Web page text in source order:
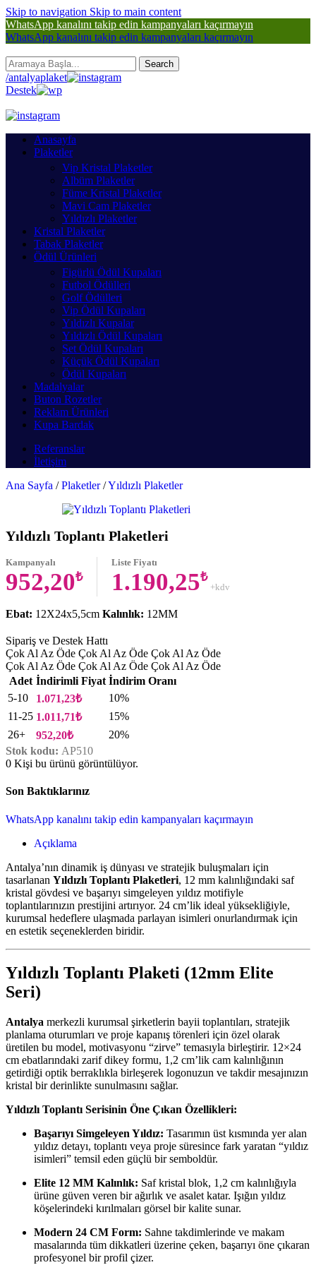
Skip to navigation Skip to main content
‎WhatsApp kanalını takip edin kampanyaları kaçırmayın
‎WhatsApp kanalını takip edin kampanyaları kaçırmayın
Search
/antalyaplaket
Destek
Anasayfa
Plaketler
Vip Kristal Plaketler
Albüm Plaketler
Füme Kristal Plaketler
Mavi Cam Plaketler
Yıldızlı Plaketler
Kristal Plaketler
Tabak Plaketler
Ödül Ürünleri
Figürlü Ödül Kupaları
Futbol Ödülleri
Golf Ödülleri
Vip Ödül Kupaları
Yıldızlı Kupalar
Yıldızlı Ödül Kupaları
Set Ödül Kupaları
Küçük Ödül Kupaları
Ödül Kupaları
Madalyalar
Buton Rozetler
Reklam Ürünleri
Kupa Bardak
Referanslar
İletişim
Ana Sayfa / Plaketler/Yıldızlı Plaketler
Yıldızlı Toplantı Plaketleri
Kampanyalı
952,20₺
Liste Fiyatı
1.190,25₺
+kdv
Ebat: 12X24x5,5cm Kalınlık: 12MM
Sipariş ve Destek Hattı
Çok Al Az Öde Çok Al Az Öde Çok Al Az Öde
Çok Al Az Öde Çok Al Az Öde Çok Al Az Öde
Adet İndirimli Fiyat İndirim Oranı
5-10
1.071,23₺
10%
11-25 1.011,71₺
15%
26+
952,20₺
20%
Stok kodu: AP510
0 Kişi bu ürünü görüntülüyor.
Son Baktıklarınız
‎WhatsApp kanalını takip edin kampanyaları kaçırmayın
Açıklama
Antalya’nın dinamik iş dünyası ve stratejik buluşmaları için
tasarlanan Yıldızlı Toplantı Plaketleri, 12 mm kalınlığındaki saf
kristal gövdesi ve başarıyı simgeleyen yıldız motifiyle
toplantılarınızın prestijini artırıyor. 24 cm’lik ideal yüksekliğiyle,
kurumsal hedeflere ulaşmada parlayan isimleri onurlandırmak için
en estetik seçeneklerden biridir.
Yıldızlı Toplantı Plaketi (12mm Elite
Seri)
Antalya merkezli kurumsal şirketlerin bayii toplantıları, stratejik
planlama oturumları ve proje kapanış törenleri için özel olarak
üretilen bu model, motivasyonu “zirve” temasıyla birleştirir. 12×24
cm ebatlarındaki zarif dikey formu, 1,2 cm’lik cam kalınlığının
getirdiği optik berraklıkla birleşerek logonuzun ve takdir mesajınızın
kristal bir derinlikte sunulmasını sağlar.
Yıldızlı Toplantı Serisinin Öne Çıkan Özellikleri:
Başarıyı Simgeleyen Yıldız: Tasarımın üst kısmında yer alan
yıldız detayı, toplantı veya proje süresince fark yaratan “yıldız
isimleri” temsil eden güçlü bir semboldür.
Elite 12 MM Kalınlık: Saf kristal blok, 1,2 cm kalınlığıyla
ürüne güven veren bir ağırlık ve asalet katar. Işığın yıldız
köşelerindeki kırılmaları görsel bir kalite sunar.
Modern 24 CM Form: Sahne takdimlerinde ve makam
masalarında tüm dikkatleri üzerine çeken, başarıyı öne çıkaran
profesyonel bir profil çizer.